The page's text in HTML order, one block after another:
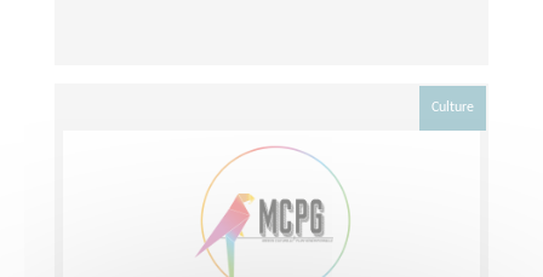
Culture